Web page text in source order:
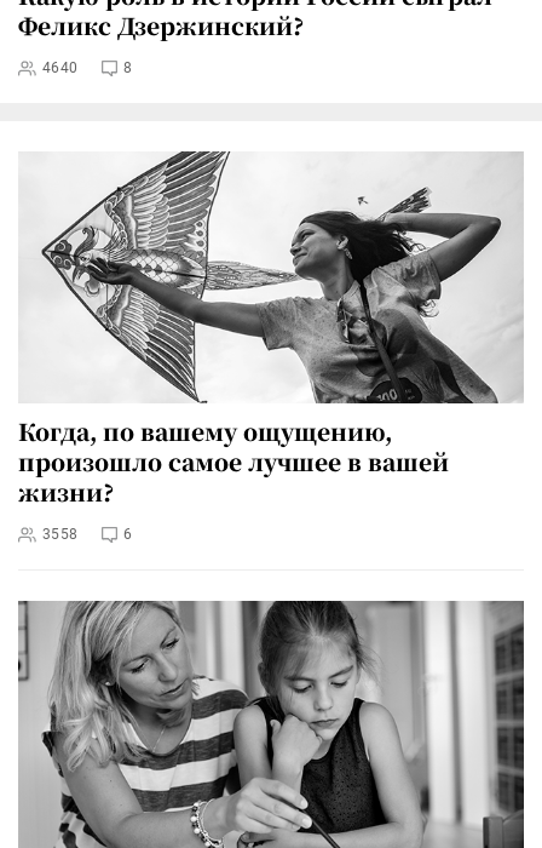
Феликс Дзержинский?
4640 8
Когда, по вашему ощущению,
произошло самое лучшее в вашей
жизни?
3558 6